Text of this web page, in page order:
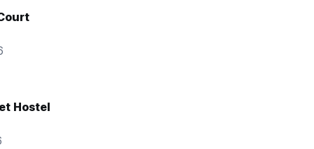
Hostel